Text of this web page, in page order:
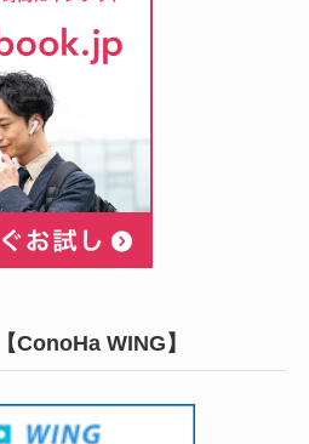
ConoHa WING】